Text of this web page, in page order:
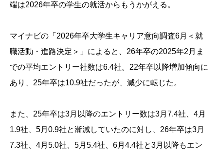
端は2026年卒の学生の就活からもうかがえる。
マイナビの「2026年卒大学生キャリア意向調査6月＜就
職活動・進路決定＞」によると、26年卒の2025年2月ま
での平均エントリー社数は6.4社。22年卒以降増加傾向に
あり、25年卒は10.9社だったが、減少に転じた。
また、25年卒は3月以降のエントリー数は3月7.4社、4月
1.9社、5月0.9社と漸減していたのに対し、26年卒は3月
7.3社、4月5.0社、5月5.4社、6月4.4社と3月以降もエン